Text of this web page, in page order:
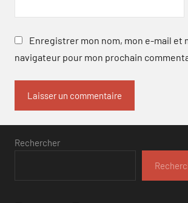
Enregistrer mon nom, mon e-mail et
navigateur pour mon prochain
Rechercher